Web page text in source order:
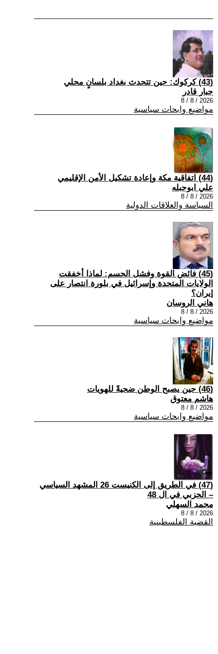
(43) كركوك: حين تتحدث بغداد بلسانٍ محلي
جبار قادر
2026 / 8 / 8
مواضيع وابحاث سياسية
(44) اتفاقية مكة وإعادة تشكيل الأمن الإقليمي
علي ابوحبله
2026 / 8 / 8
السياسة والعلاقات الدولية
(45) فائض القوة وفشل الحسم: لماذا أخفقت
الولايات المتحدة وإسرائيل في بلورة انتصار على
إيران؟
هاني الروسان
2026 / 8 / 8
مواضيع وابحاث سياسية
(46) حين يصبح الوطن ضحيةً للهويات
هاشم معتوق
2026 / 8 / 8
مواضيع وابحاث سياسية
(47) في الطريق إلى الكنيست 26 المشهد السياسي
– الحزبي في ال 48
محمد السهلي
2026 / 8 / 8
القضية الفلسطينية